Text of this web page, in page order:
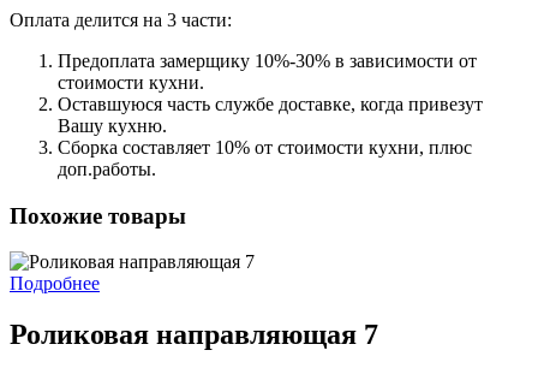
Оплата делится на 3 части:
Предоплата замерщику 10%-30% в зависимости от
стоимости кухни.
Оставшуюся часть службе доставке, когда привезут
Вашу кухню.
Сборка составляет 10% от стоимости кухни, плюс
доп.работы.
Похожие товары
Подробнее
Роликовая направляющая 7